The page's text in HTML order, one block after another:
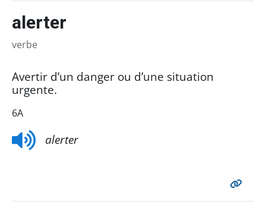
alerter
verbe
Avertir d’un danger ou d’une situation
urgente.
6A
alerter